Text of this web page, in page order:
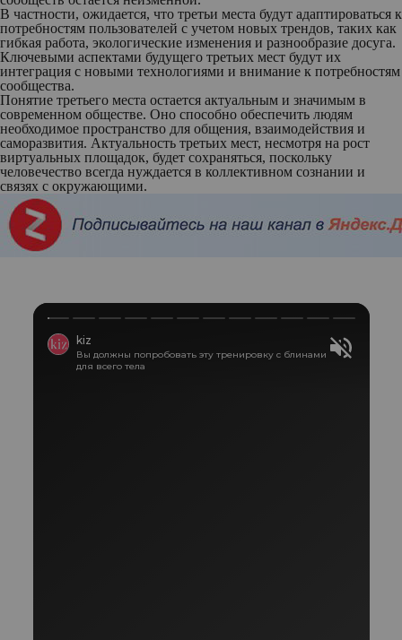
В частности, ожидается, что третьи места будут адаптироваться к
потребностям пользователей с учетом новых трендов, таких как
гибкая работа, экологические изменения и разнообразие досуга.
Ключевыми аспектами будущего третьих мест будут их
интеграция с новыми технологиями и внимание к потребностям
сообщества.
Понятие третьего места остается актуальным и значимым в
современном обществе. Оно способно обеспечить людям
необходимое пространство для общения, взаимодействия и
саморазвития. Актуальность третьих мест, несмотря на рост
виртуальных площадок, будет сохраняться, поскольку
человечество всегда нуждается в коллективном сознании и
связях с окружающими.